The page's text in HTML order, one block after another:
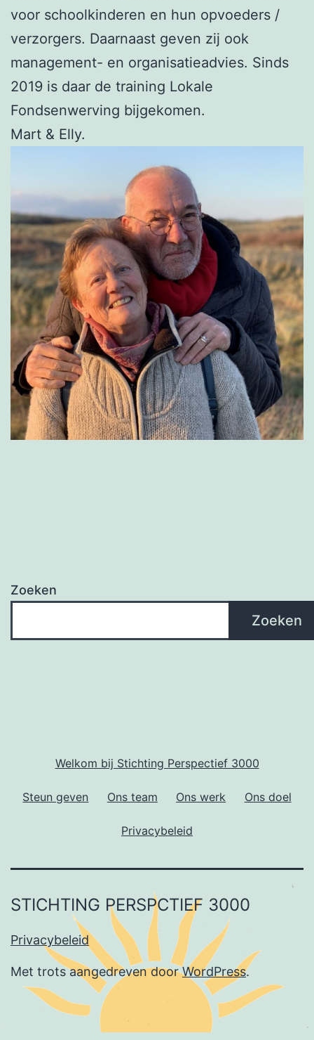
voor schoolkinderen en hun opvoeders /
verzorgers. Daarnaast geven zij ook
management- en organisatieadvies. Sinds
2019 is daar de training Lokale
Fondsenwerving bijgekomen.
Mart & Elly.
Zoeken
Zoeken
Welkom bij Stichting Perspectief 3000
Steun geven Ons team Ons werk Ons doel
Privacybeleid
STICHTING PERSPCTIEF 3000
Privacybeleid
Met trots aangedreven doorWordPress.